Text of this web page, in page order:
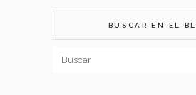
BUSCAR EN EL